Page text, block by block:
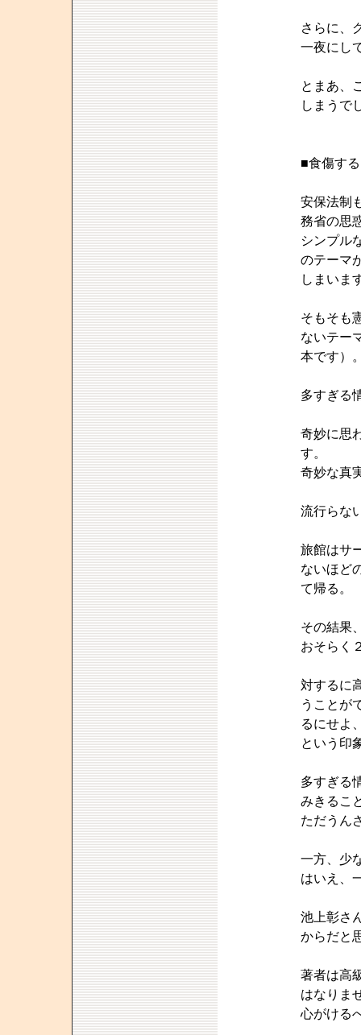
さらに、
一夜にし
とまあ、
しまうで
■食傷す
安保法制
務省の思
シンプル
のテーマ
しまいま
そもそも
ないテー
本です）
多すぎる
奇妙に思
す。
奇妙な真
流行らな
旅館はサ
ないほど
て帰る。
その結果
おそらく
対するに
うことが
るにせよ
という印
多すぎる
みきるこ
ただうん
一方、少
はいえ、
池上彰さ
からだと
著者は高
はなりま
心がける